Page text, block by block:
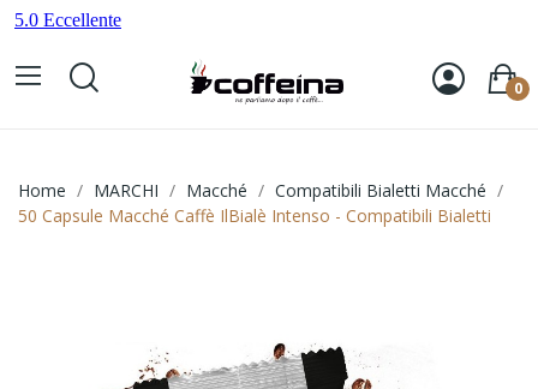
0
Home MARCHI Macché
Compatibili Bialetti Macché
50 Capsule Macché Caffè IlBialè Intenso - Compatibili Bialetti